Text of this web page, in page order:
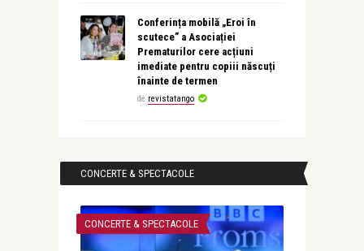
Conferința mobilă „Eroi în
scutece” a Asociației
Prematurilor cere acțiuni
imediate pentru copiii născuți
înainte de termen
de revistatango
CONCERTE & SPECTACOLE
CONCERTE & SPECTACOLE